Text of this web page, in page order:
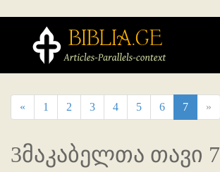
« 1 2 3 4 5 6 7 »
3მაკაბელთა თავი 7